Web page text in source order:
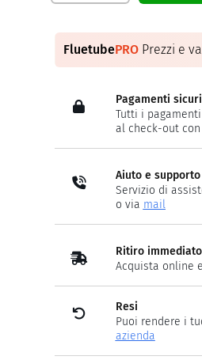
FluetubePRO Prezzi e
Pagamenti sicuri
Tutti i
al check-out con
Aiuto e supporto
Servizio di
o via mail
Ritiro
Acquista online
Resi
Puoi rendere i
azienda